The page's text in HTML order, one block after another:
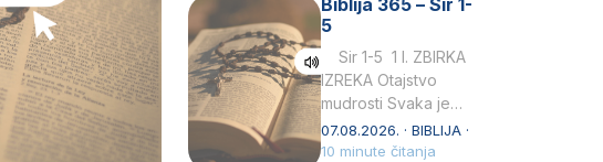
rođenjem Grk.
Obnovio je odnose s
afričkim…
Biblija 365 – Sir 1-
5
Sir 1-5 1 I. ZBIRKA
IZREKA Otajstvo
mudrosti Svaka je
mudrost od Gospoda
i s njime je dovijeka.2
07.08.2026. · BIBLIJA ·
10 minute čitanja